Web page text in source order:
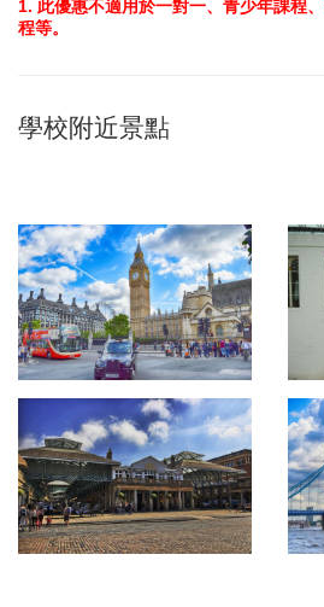
1. 此優惠不適用於一對一、青少年課程
程等。
學校附近景點